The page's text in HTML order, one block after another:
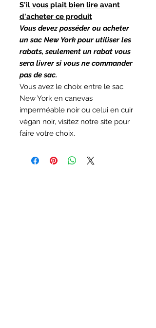
S'il vous plait bien lire avant
d'acheter ce produit
Vous devez posséder ou acheter
un sac New York pour utiliser les
rabats, seulement un rabat vous
sera livrer si vous ne commander
pas de sac.
Vous avez le choix entre le sac
New York en canevas
imperméable noir ou celui en cuir
végan noir, visitez notre site pour
faire votre choix.